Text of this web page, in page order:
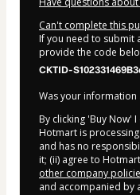
Can't complete this
If you need to submit
provide the code
CKTID-
Was your information
By clicking 'Buy Now'
Hotmart is
and has no
it; (ii) agree to
other company
and accompanied by